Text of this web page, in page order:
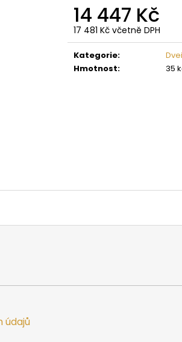
14 447 Kč
17 481 Kč včetně DPH
Měrná
cena:
Kategorie:
Hmotnost: 35
NA DŘEVO HARVIA SAUNOVÁ
údajů